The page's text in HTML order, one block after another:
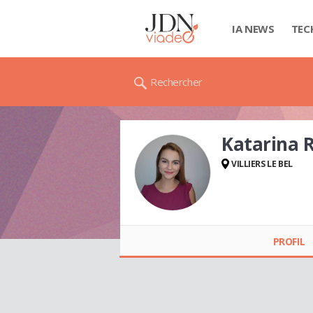
IA NEWS
Rechercher
Katarina
VILLIERS LE BEL
PROFIL